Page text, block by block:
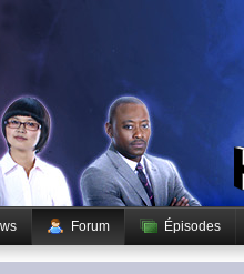
Forum Épisodes